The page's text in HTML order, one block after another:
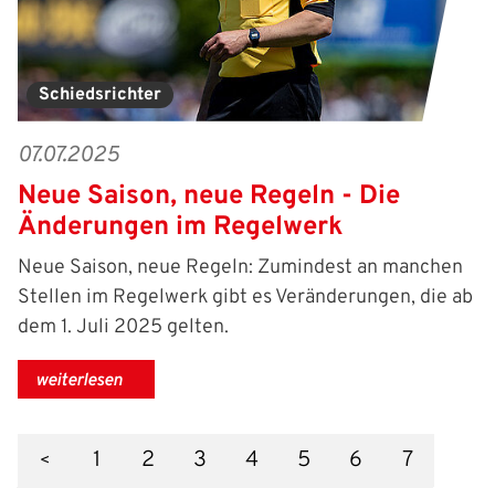
Schiedsrichter
07.07.2025
Neue Saison, neue Regeln - Die
Änderungen im Regelwerk
Neue Saison, neue Regeln: Zumindest an manchen
Stellen im Regelwerk gibt es Veränderungen, die ab
dem 1. Juli 2025 gelten.
weiterlesen
1 2 3 4 5 6
7